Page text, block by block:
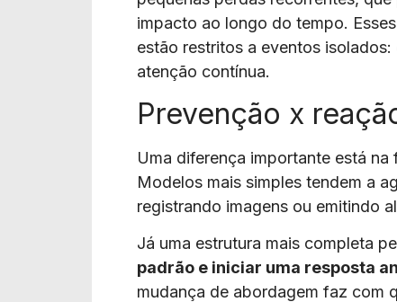
impacto ao longo do tempo.
estão restritos a eventos
atenção contínua.
Prevenção x
Uma diferença importante está na
Modelos mais simples tendem a
registrando imagens ou emitindo
Já uma estrutura mais completa
padrão e iniciar uma resposta
mudança de abordagem faz com